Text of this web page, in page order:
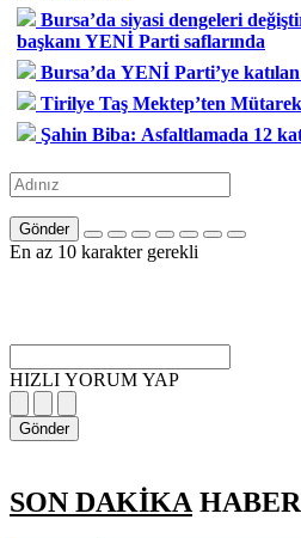
Bursa’da siyasi dengeleri
başkanı YENİ Parti saflarında
Bursa’da YENİ Parti’ye
Tirilye Taş Mektep’ten
Şahin Biba: Asfaltlamada 12 kat
Gönder
En az 10 karakter gerekli
HIZLI YORUM YAP
Gönder
SON DAKİKA